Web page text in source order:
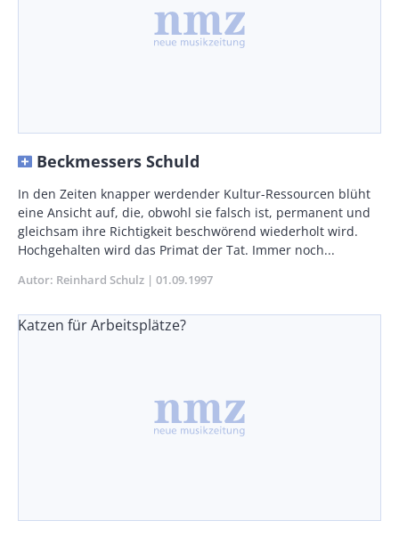
Beckmessers Schuld
Body
In den Zeiten knapper werdender Kultur-Ressourcen blüht
eine Ansicht auf, die, obwohl sie falsch ist, permanent und
gleichsam ihre Richtigkeit beschwörend wiederholt wird.
Hochgehalten wird das Primat der Tat. Immer noch...
Autor Reinhard Schulz Publikationsdatum
01.09.1997
Katzen für Arbeitsplätze?